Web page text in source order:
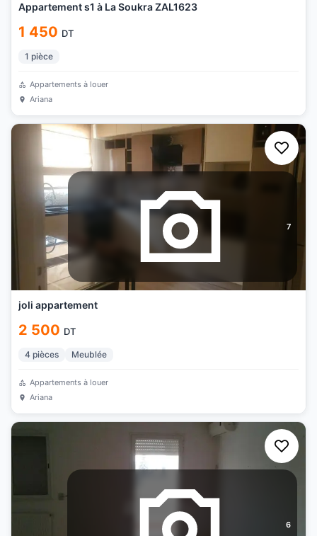
Appartement s1 à La Soukra ZAL1623
1 450 DT
1 pièce
Appartements à louer
Ariana
7
joli appartement
2 500 DT
4 pièces Meublée
Appartements à louer
Ariana
6